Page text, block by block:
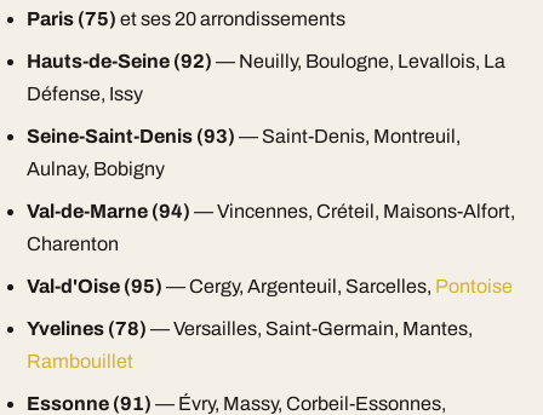
Paris (75) et ses 20 arrondissements
Hauts-de-Seine (92) — Neuilly, Boulogne, Levallois, La
Défense, Issy
Seine-Saint-Denis (93) — Saint-Denis, Montreuil,
Aulnay, Bobigny
Val-de-Marne (94) — Vincennes, Créteil, Maisons-Alfort,
Charenton
Val-d'Oise (95) — Cergy, Argenteuil, Sarcelles, Pontoise
Yvelines (78) — Versailles, Saint-Germain, Mantes,
Rambouillet
Essonne (91) — Évry, Massy, Corbeil-Essonnes,